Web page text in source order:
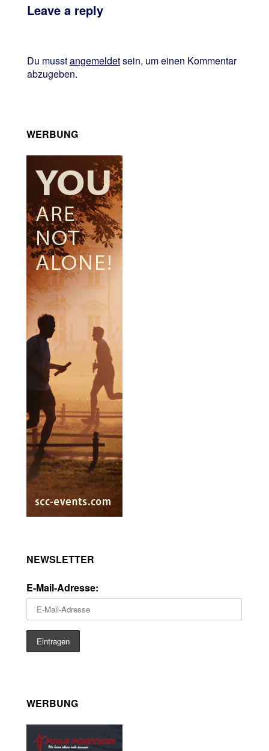
Leave a reply
Du musstangemeldetsein, um einen Kommentar
abzugeben.
WERBUNG
NEWSLETTER
E-Mail-Adresse:
WERBUNG